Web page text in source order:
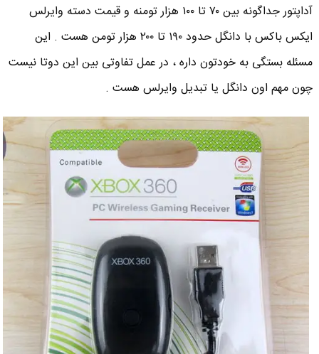
آداپتور جداگونه بین ۷۰ تا ۱۰۰ هزار تومنه و قیمت دسته وایرلس
ایکس باکس با دانگل حدود ۱۹۰ تا ۲۰۰ هزار تومن هست . این
مسئله بستگی به خودتون داره ، در عمل تفاوتی بین این دوتا نیست
چون مهم اون دانگل یا تبدیل وایرلس هست .